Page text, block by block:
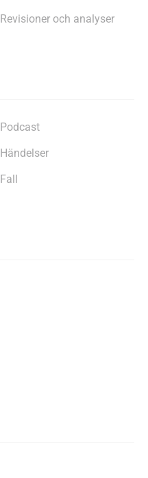
Revisioner och analyser
Podcast
Händelser
Fall